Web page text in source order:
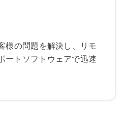
様の問題を解決し、リモ
ートソフトウェアで迅速